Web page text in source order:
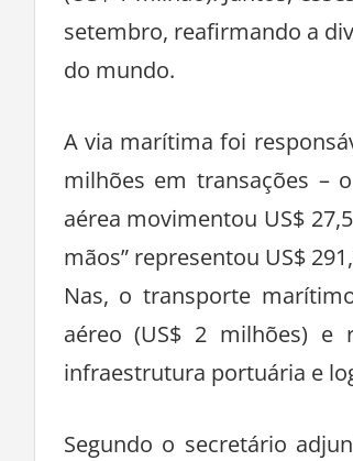
setembro, reafirmando a
do mundo.
A via marítima foi
milhões em transações –
aérea movimentou US$
mãos” representou US$
Nas, o transporte
aéreo (US$ 2 milhões)
infraestrutura portuária e
Segundo o secretário